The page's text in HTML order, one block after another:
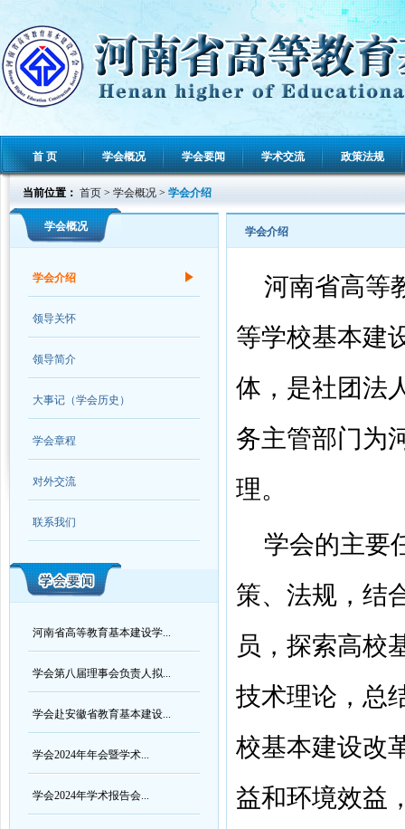
首 页 学会概况 学会要闻 学术交流 政策法规
当前位置： 首页 > 学会概况 > 学会介绍
学会概况
学会介绍
领导关怀
领导简介
大事记（学会历史）
学会章程
对外交流
联系我们
河南省高等教育基本建设学...
学会第八届理事会负责人拟...
学会赴安徽省教育基本建设...
学会2024年年会暨学术...
学会2024年学术报告会...
学会介绍
河南省高等
等学校基本建
体，是社团法
务主管部门为
理。
学会的主要
策、法规，结
员，探索高校
技术理论，总
校基本建设改
益和环境效益